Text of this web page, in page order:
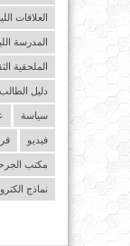
العلاقات
المدرسة
الملحقية
دليل الطالب
سياسة
فيديو
مكتب
نماذج